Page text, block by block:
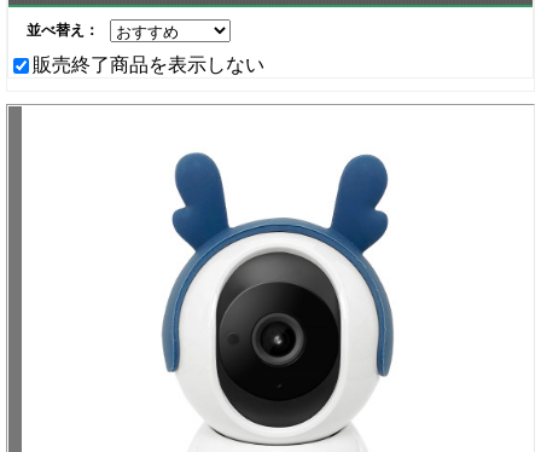
並べ替え：
販売終了商品を表示しない